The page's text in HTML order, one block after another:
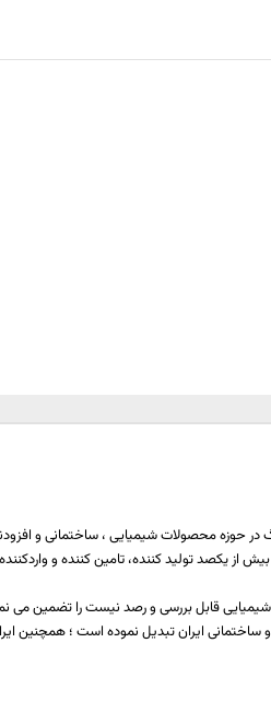
حوزه محصولات شیمیایی ، ساختمانی و
و هم اکنون با شرکای تجاری خود که به بیش از یکصد تولید کننده،
شیمیایی قابل بررسی و رصد نیست را تضمین
ایران تبدیل نموده است ؛ همچنین